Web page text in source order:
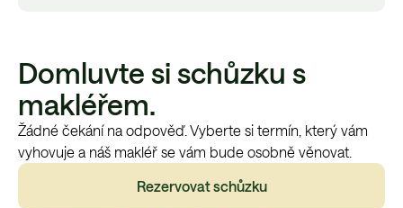
Domluvte si schůzku s
makléřem.
Žádné čekání na odpověď. Vyberte si termín, který vám
vyhovuje a náš makléř se vám bude osobně věnovat.
Rezervovat schůzku